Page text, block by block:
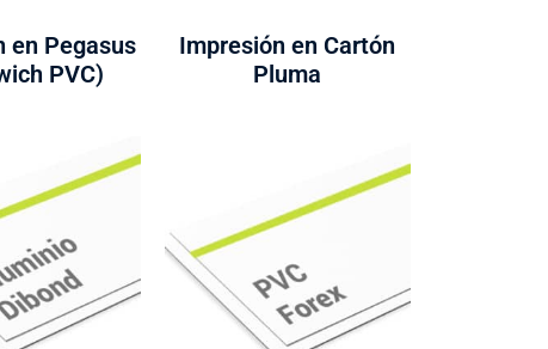
en Pegasus
PVC)
Impresión en Cartón
Pluma